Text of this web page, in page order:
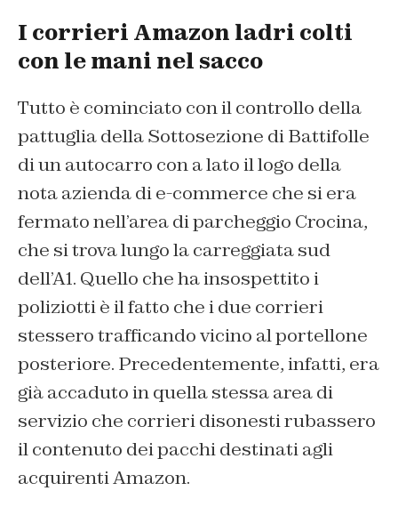
I corrieri Amazon ladri colti
con le mani nel sacco
Tutto è cominciato con il controllo della
pattuglia della Sottosezione di Battifolle
di un autocarro con a lato il logo della
nota azienda di e-commerce che si era
fermato nell’area di parcheggio Crocina,
che si trova lungo la carreggiata sud
dell’A1. Quello che ha insospettito i
poliziotti è il fatto che i due corrieri
stessero trafficando vicino al portellone
posteriore. Precedentemente, infatti, era
già accaduto in quella stessa area di
servizio che corrieri disonesti rubassero
il contenuto dei pacchi destinati agli
acquirenti Amazon.